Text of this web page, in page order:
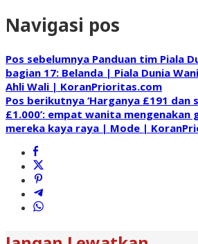
Navigasi pos
Pos sebelumnya Panduan tim Piala
bagian 17: Belanda | Piala Dunia
Ahli Wali | KoranPrioritas.com
Pos berikutnya ‘Harganya £191 dan
£1.000’: empat wanita mengenakan
mereka kaya raya | Mode |